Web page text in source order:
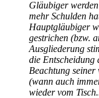
Gläubiger
mehr Schulden
Hauptgläubiger
gestrichen (bzw.
Ausgliederung
die Entscheidung
Beachtung
(wann auch
wieder vom